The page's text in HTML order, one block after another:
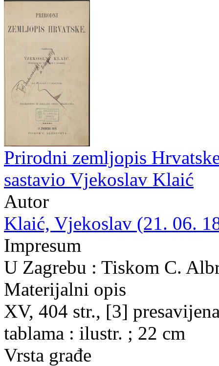
Prirodni zemljopis
sastavio Vjekoslav Klaić
Autor
Klaić, Vjekoslav (21. 06.
Impresum
U Zagrebu : Tiskom C.
Materijalni opis
XV, 404 str., [3]
tablama : ilustr. ; 22 cm
Vrsta građe